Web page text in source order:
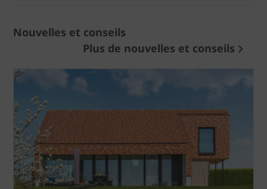
Nouvelles et conseils
Plus de nouvelles et conseils